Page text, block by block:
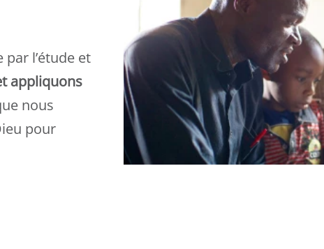
l’étude et
appliquons
nous
pour